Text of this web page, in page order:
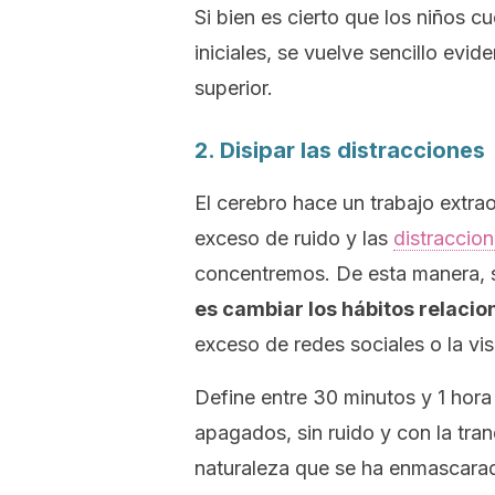
Si bien es cierto que los niños
iniciales, se vuelve sencillo
superior.
2. Disipar las distracciones
El cerebro hace un trabajo
exceso de ruido y las
concentremos. De esta
es cambiar los hábitos
exceso de redes sociales o la
Define entre 30 minutos y 1
apagados, sin ruido y con la
naturaleza que se ha